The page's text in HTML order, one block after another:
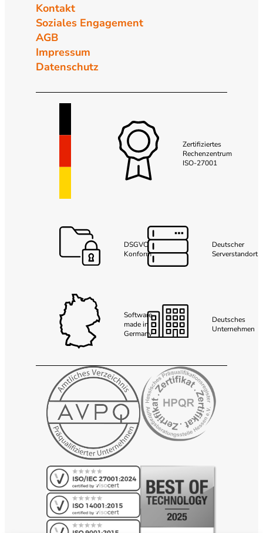
Kontakt
Soziales Engagement
AGB
Impressum
Datenschutz
Zertifiziertes
Rechenzentrum
ISO-27001
DSGVO
Konform
Deutscher
Serverstandort
Software
made in
Germany
Deutsches
Unternehmen